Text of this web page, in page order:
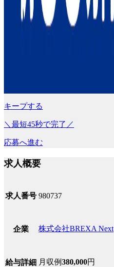
キープする
＼最短45秒で完了／
応募へ進む
求人概要
求人番号 980737
企業 株式会社BREXA Next
給与詳細 月収例380,000円